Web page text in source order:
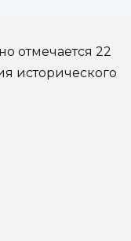
отмечается 22
исторического